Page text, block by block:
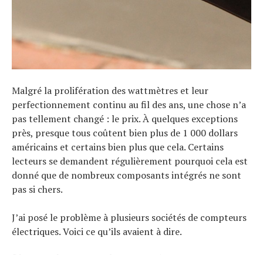
Malgré la prolifération des wattmètres et leur
perfectionnement continu au fil des ans, une chose n’a
pas tellement changé : le prix. À quelques exceptions
près, presque tous coûtent bien plus de 1 000 dollars
américains et certains bien plus que cela. Certains
lecteurs se demandent régulièrement pourquoi cela est
donné que de nombreux composants intégrés ne sont
pas si chers.
J’ai posé le problème à plusieurs sociétés de compteurs
électriques. Voici ce qu’ils avaient à dire.